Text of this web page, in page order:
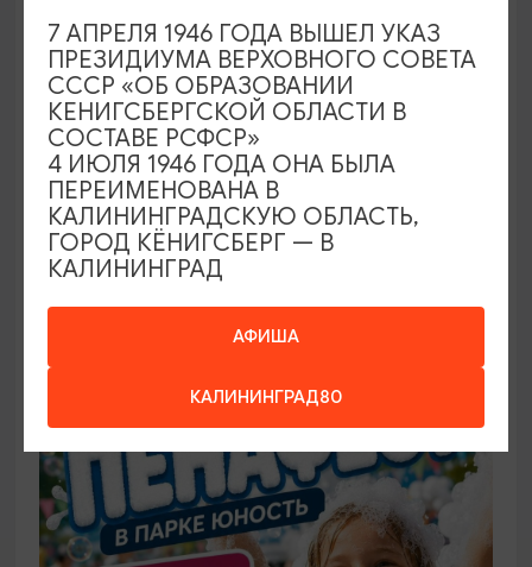
САМОЕ ИНТЕРЕСНОЕ
Фестиваль викингов Кауп (Большой
Кауп)
08.08.2026 - 09.08.2026, 13:00-22:00 (сб), 12:00-
17:00 (вс)
Зеленоградск, Поселение викингов «Кауп»
АФИША
КАЛИНИНГРАД80
7 АПРЕЛЯ 1946 ГОДА ВЫШЕЛ УКАЗ
ПРЕЗИДИУМА ВЕРХОВНОГО СОВЕТА
СССР «ОБ ОБРАЗОВАНИИ
КЕНИГСБЕРГСКОЙ ОБЛАСТИ В
СОСТАВЕ РСФСР»
4 ИЮЛЯ 1946 ГОДА ОНА БЫЛА
ПЕРЕИМЕНОВАНА В
КАЛИНИНГРАДСКУЮ ОБЛАСТЬ,
ГОРОД КЁНИГСБЕРГ — В
КАЛИНИНГРАД